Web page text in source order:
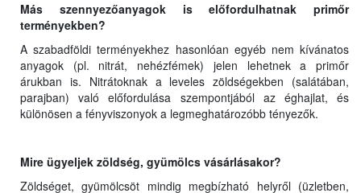
Más szennyezőanyagok is előfordulhatnak primőr
terményekben?
A szabadföldi terményekhez hasonlóan egyéb nem kívánatos
anyagok (pl. nitrát, nehézfémek) jelen lehetnek a primőr
árukban is. Nitrátoknak a leveles zöldségekben (salátában,
parajban) való előfordulása szempontjából az éghajlat, és
különösen a fényviszonyok a legmeghatározóbb tényezők.
Mire ügyeljek zöldség, gyümölcs vásárlásakor?
Zöldséget, gyümölcsöt mindig megbízható helyről (üzletben,